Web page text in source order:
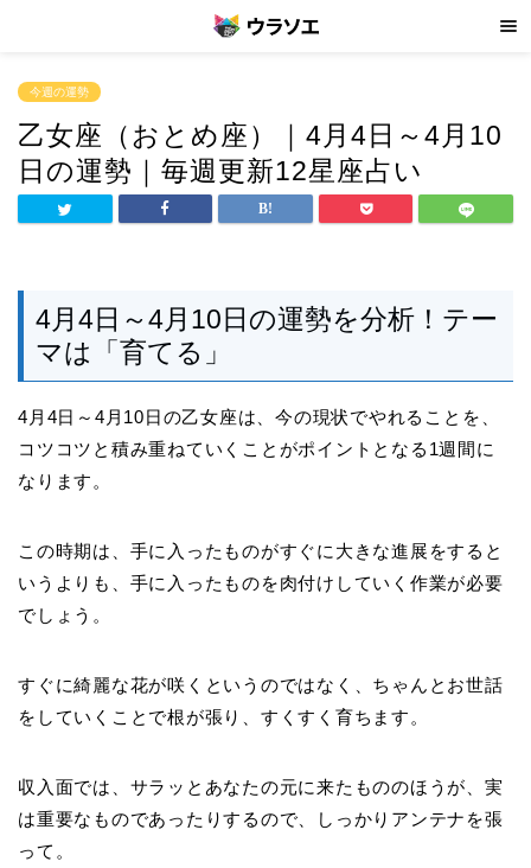
今週の運勢
乙女座（おとめ座）｜4月4日～4月10
日の運勢｜毎週更新12星座占い
4月4日～4月10日の運勢を分析！テー
マは「育てる」
4月4日～4月10日の乙女座は、今の現状でやれることを、
コツコツと積み重ねていくことがポイントとなる1週間に
なります。
この時期は、手に入ったものがすぐに大きな進展をすると
いうよりも、手に入ったものを肉付けしていく作業が必要
でしょう。
すぐに綺麗な花が咲くというのではなく、ちゃんとお世話
をしていくことで根が張り、すくすく育ちます。
収入面では、サラッとあなたの元に来たもののほうが、実
は重要なものであったりするので、しっかりアンテナを張
って。